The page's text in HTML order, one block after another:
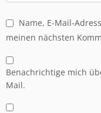
Name, E-Mail-
meinen nächsten
Benachrichtige mich
Mail.